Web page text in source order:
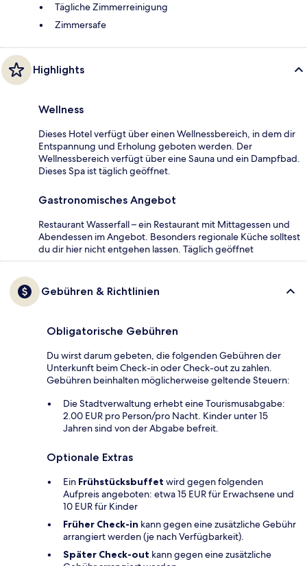
Tägliche Zimmerreinigung
Zimmersafe
Highlights
Wellness
Dieses Hotel verfügt über einen Wellnessbereich, in dem dir
Entspannung und Erholung geboten werden. Der
Wellnessbereich verfügt über eine Sauna und ein Dampfbad.
Dieses Spa ist täglich geöffnet.
Gastronomisches Angebot
Restaurant Wasserfall – ein Restaurant mit Mittagessen und
Abendessen im Angebot. Besonders regionale Küche solltest
du dir hier nicht entgehen lassen. Täglich geöffnet
Gebühren & Richtlinien
Obligatorische Gebühren
Du wirst darum gebeten, die folgenden Gebühren der
Unterkunft beim Check-in oder Check-out zu zahlen.
Gebühren beinhalten möglicherweise geltende Steuern:
Die Stadtverwaltung erhebt eine Tourismusabgabe:
2.00 EUR pro Person/pro Nacht. Kinder unter 15
Jahren sind von der Abgabe befreit.
Optionale Extras
Ein Frühstücksbuffet wird gegen folgenden
Aufpreis angeboten: etwa 15 EUR für Erwachsene und
10 EUR für Kinder
Früher Check-in kann gegen eine zusätzliche Gebühr
arrangiert werden (je nach Verfügbarkeit).
Später Check-out kann gegen eine zusätzliche